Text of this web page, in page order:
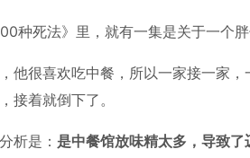
种死法》里，就有一集是关于一个胖
他很喜欢吃中餐，所以一家接一家
接着就倒下了。
析是： 是中餐馆放味精太多，导致